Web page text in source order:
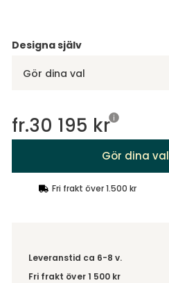
Designa själv
Gör dina val
fr.30 195 kr
Gör dina val
Fri frakt över 1.500 kr
Leveranstid ca 6-8 v.
Fri frakt över 1 500 kr